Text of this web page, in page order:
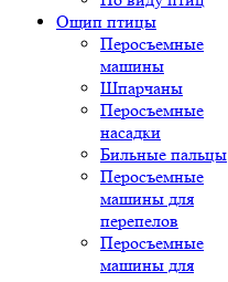
Ощип птицы
Перосъемные
машины
Шпарчаны
Перосъемные
насадки
Бильные пальцы
Перосъемные
машины для
перепелов
Перосъемные
машины для